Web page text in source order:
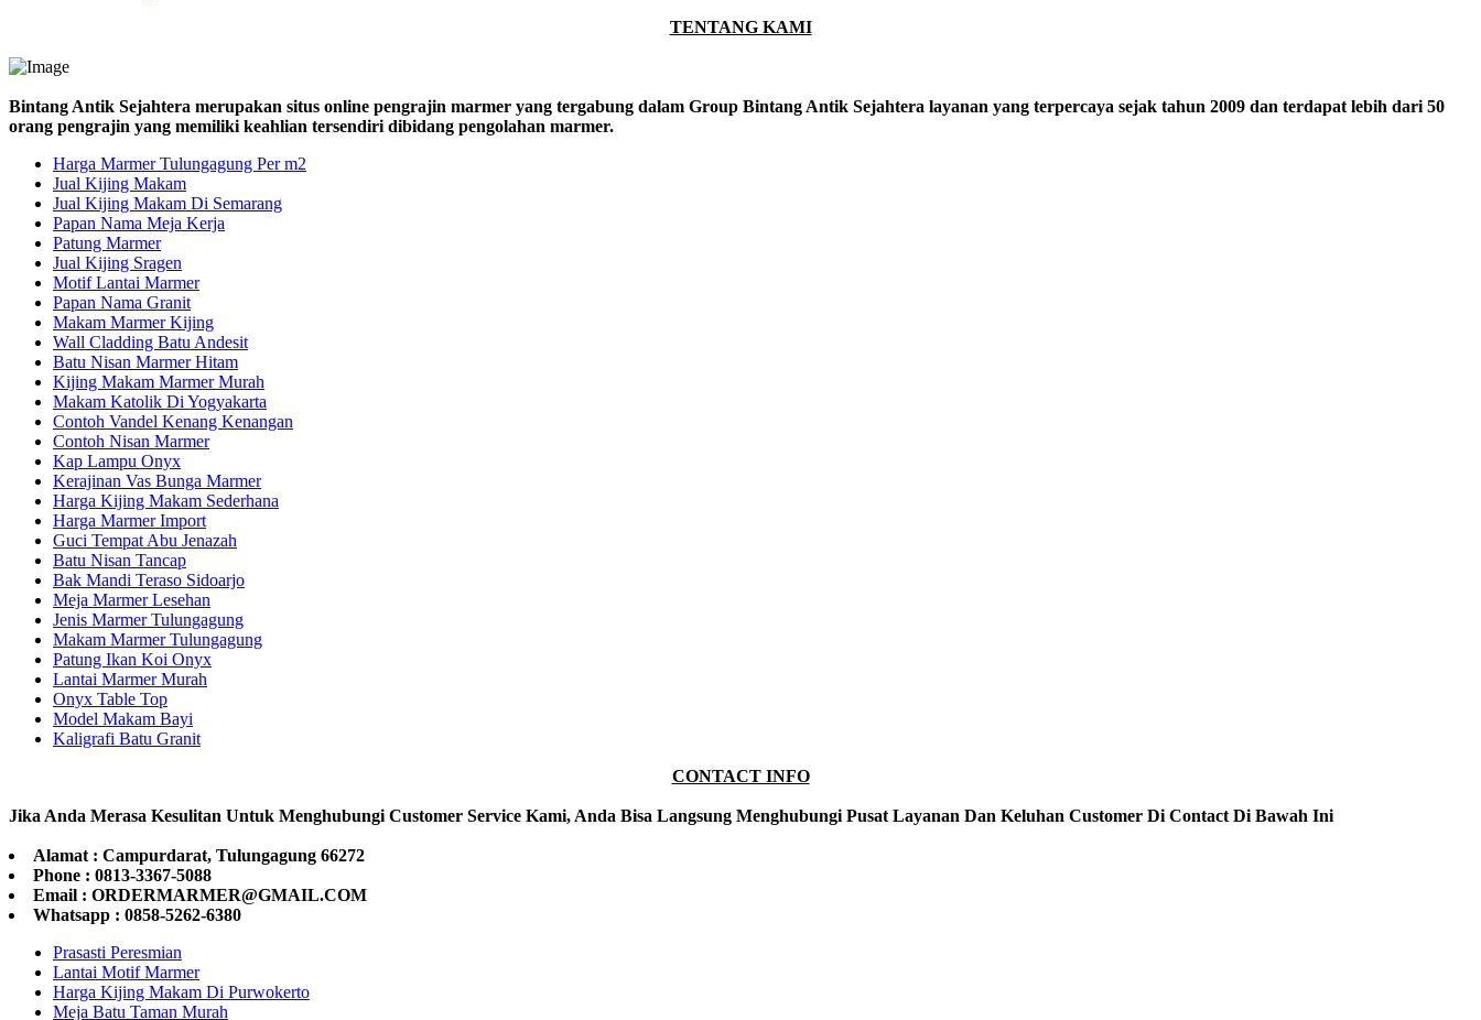
TENTANG KAMI
Bintang Antik Sejahtera merupakan situs online pengrajin marmer yang tergabung dalam Group Bintang Antik Sejahtera layanan yang terpercaya sejak tahun 2009 dan terdapat lebih dari 50
orang pengrajin yang memiliki keahlian tersendiri dibidang pengolahan marmer.
Harga Marmer Tulungagung Per m2
Jual Kijing Makam
Jual Kijing Makam Di Semarang
Papan Nama Meja Kerja
Patung Marmer
Jual Kijing Sragen
Motif Lantai Marmer
Papan Nama Granit
Makam Marmer Kijing
Wall Cladding Batu Andesit
Batu Nisan Marmer Hitam
Kijing Makam Marmer Murah
Makam Katolik Di Yogyakarta
Contoh Vandel Kenang Kenangan
Contoh Nisan Marmer
Kap Lampu Onyx
Kerajinan Vas Bunga Marmer
Harga Kijing Makam Sederhana
Harga Marmer Import
Guci Tempat Abu Jenazah
Batu Nisan Tancap
Bak Mandi Teraso Sidoarjo
Meja Marmer Lesehan
Jenis Marmer Tulungagung
Makam Marmer Tulungagung
Patung Ikan Koi Onyx
Lantai Marmer Murah
Onyx Table Top
Model Makam Bayi
Kaligrafi Batu Granit
CONTACT INFO
Jika Anda Merasa Kesulitan Untuk Menghubungi Customer Service Kami, Anda Bisa Langsung Menghubungi Pusat Layanan Dan Keluhan Customer Di Contact Di Bawah Ini
Alamat : Campurdarat, Tulungagung 66272
Phone : 0813-3367-5088
Email : ORDERMARMER@GMAIL.COM
Whatsapp : 0858-5262-6380
Prasasti Peresmian
Lantai Motif Marmer
Harga Kijing Makam Di Purwokerto
Meja Batu Taman Murah